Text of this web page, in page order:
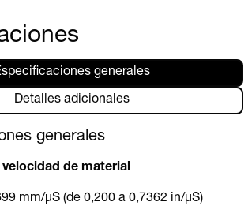
generales
Detalles adicionales
generales
de material
mm/µS (de 0,200 a 0,7362 in/µS)